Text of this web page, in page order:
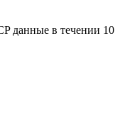
данные в течении 10